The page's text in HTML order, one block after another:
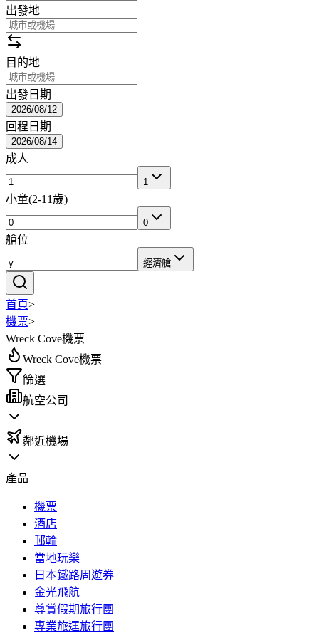
出發地
目的地
出發日期
2026/08/12
回程日期
2026/08/14
成人
1
小童(2-11歲)
0
艙位
經濟艙
首頁>
機票>
Wreck Cove機票
Wreck Cove機票
篩選
航空公司
鄰近機場
產品
機票
酒店
郵輪
當地玩樂
日本鐵路周遊券
金光飛航
尊賞假期旅行團
專業旅運旅行團